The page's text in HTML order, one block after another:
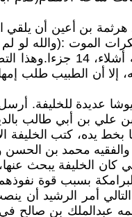
هرثمة بن أعين أن
وكان ذلك سنة 193 هجرية وهو
مداك اتركها على
أن الطبيب طلب
عديدة للخليفة.
علي بن أبي طالب
يده، كتب الخليفة
محمد بن
كان الخليفة يبحث
بسبب قوة
التالي أمر